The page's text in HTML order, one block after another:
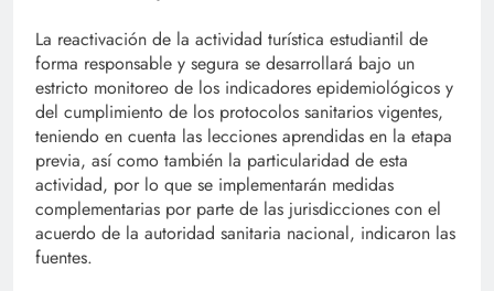
La reactivación de la actividad turística estudiantil de
forma responsable y segura se desarrollará bajo un
estricto monitoreo de los indicadores epidemiológicos y
del cumplimiento de los protocolos sanitarios vigentes,
teniendo en cuenta las lecciones aprendidas en la etapa
previa, así como también la particularidad de esta
actividad, por lo que se implementarán medidas
complementarias por parte de las jurisdicciones con el
acuerdo de la autoridad sanitaria nacional, indicaron las
fuentes.